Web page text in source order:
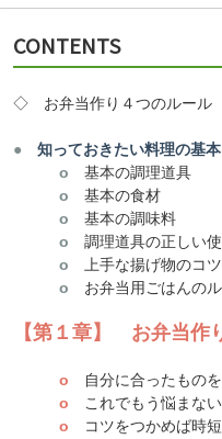
CONTENTS
◇ お弁当作り４つのルール
●
知っておきたい料理の基本
o 基本の調理道具
o 基本の食材
o 基本の調味料
o 調理道具の正しい
o 上手な揚げ物のコツ
o お弁当用ごはんの
【第１章】 お弁当作
o 自分に合ったもの
o これでもう悩まな
o コツをつかめば時